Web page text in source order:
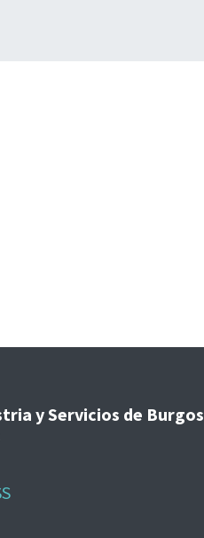
y Servicios de Burgos